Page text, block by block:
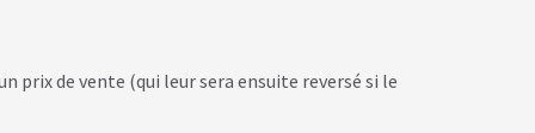
prix de vente (qui leur sera ensuite reversé si le